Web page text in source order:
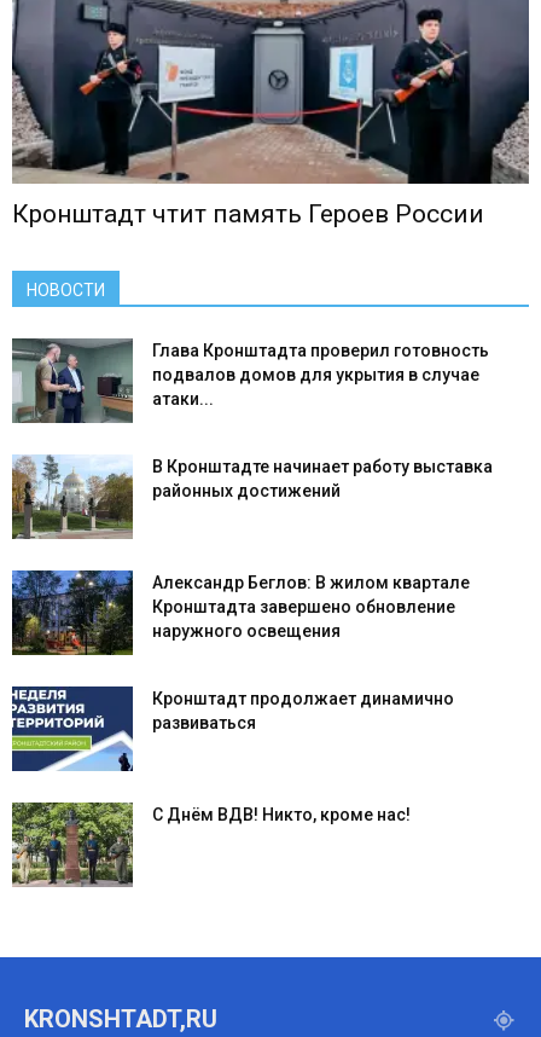
Кронштадт чтит память Героев России
НОВОСТИ
Глава Кронштадта проверил готовность
подвалов домов для укрытия в случае
атаки...
В Кронштадте начинает работу выставка
районных достижений
Александр Беглов: В жилом квартале
Кронштадта завершено обновление
наружного освещения
Кронштадт продолжает динамично
развиваться
С Днём ВДВ! Никто, кроме нас!
KRONSHTADT,RU